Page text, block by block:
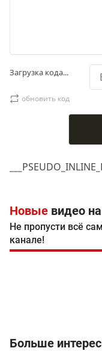
Загрузка кода...
обновить код
Новые видео
Не пропусти всё
канале!
Больше